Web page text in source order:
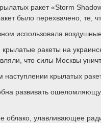
ракет «Storm
было перехвачено,
использовала
ракеты на
что силы Москвы
крылатых
развивать
облако, улавливающее